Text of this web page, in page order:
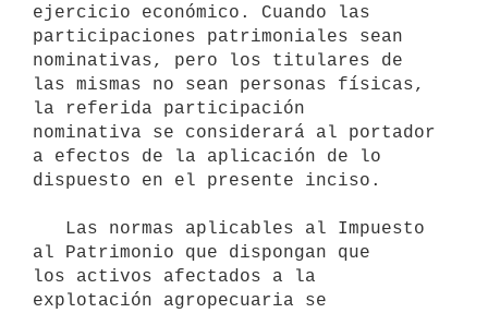
ejercicio económico. Cuando las
participaciones patrimoniales sean
nominativas, pero los titulares de
las mismas no sean personas físicas,
la referida participación
nominativa se considerará al portador
a efectos de la aplicación de lo
dispuesto en el presente inciso.
al Patrimonio que dispongan que
los activos afectados a la
explotación agropecuaria se